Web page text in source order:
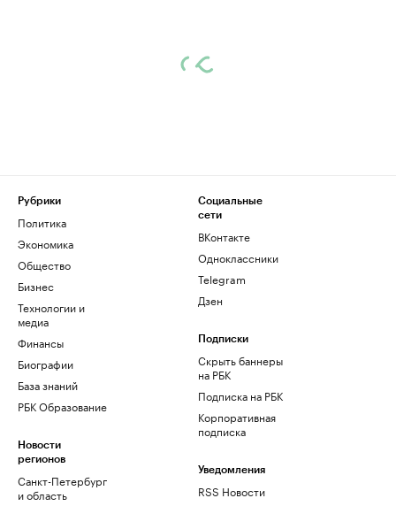
Рубрики
Политика
Экономика
Общество
Бизнес
Технологии и
медиа
Финансы
Биографии
База знаний
РБК Образование
Новости
регионов
Санкт-Петербург
и область
Социальные
сети
ВКонтакте
Одноклассники
Telegram
Дзен
Подписки
Скрыть баннеры
на РБК
Подписка на РБК
Корпоративная
подписка
Уведомления
RSS Новости